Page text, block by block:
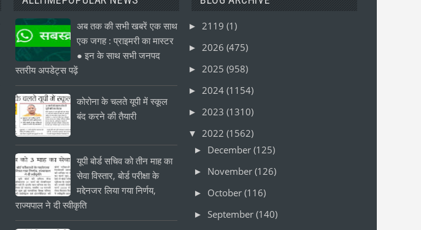
अब तक की सभी खबरें एक साथ
एक जगह : प्राइमरी का मास्टर
● इन के साथ सभी जनपद
स्तरीय अपडेट्स पढ़ें
कोरोना के चलते यूपी में स्कूल
बंद करने की तैयारी
यूपी बोर्ड सचिव को तीन माह का
सेवा विस्तार, बोर्ड परीक्षा के
मद्देनजर लिया गया निर्णय,
राज्यपाल ने दी स्वीकृति
► 2119(1)
► 2026(475)
► 2025(958)
► 2024(1154)
► 2023(1310)
▼ 2022(1562)
► December(125)
► November(126)
► October(116)
► September(140)